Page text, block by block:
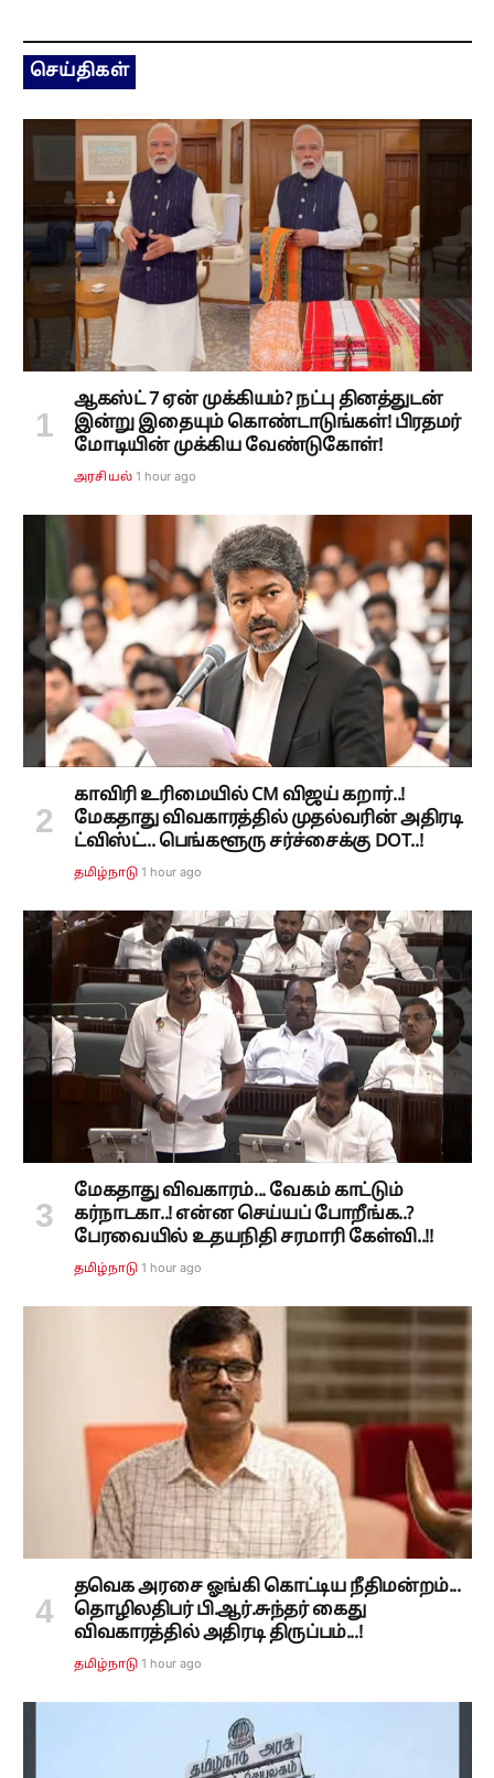
செய்திகள்
ஆகஸ்ட் 7 ஏன் முக்கியம்? நட்பு தினத்துடன்
இன்று இதையும் கொண்டாடுங்கள்! பிரதமர்
மோடியின் முக்கிய வேண்டுகோள்!
அரசியல் 1 hour ago
காவிரி உரிமையில் CM விஜய் கறார்..!
மேகதாது விவகாரத்தில் முதல்வரின் அதிரடி
ட்விஸ்ட்... பெங்களூரு சர்ச்சைக்கு DOT..!
தமிழ்நாடு 1 hour ago
மேகதாது விவகாரம்... வேகம் காட்டும்
கர்நாடகா..! என்ன செய்யப் போறீங்க..?
பேரவையில் உதயநிதி சரமாரி கேள்வி..!!
தமிழ்நாடு 1 hour ago
தவெக அரசை ஓங்கி கொட்டிய நீதிமன்றம்...
தொழிலதிபர் பி.ஆர்.சுந்தர் கைது
விவகாரத்தில் அதிரடி திருப்பம்...!
தமிழ்நாடு 1 hour ago